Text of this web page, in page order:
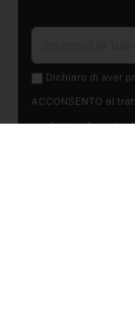
Dichiaro di aver
ACCONSENTO al
marketing da parte